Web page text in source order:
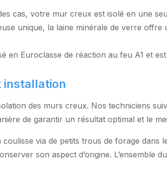
cas, votre mur creux est isolé en une
unique, la laine minérale de verre
en Euroclasse de réaction au feu A1 et
installation
des murs creux. Nos techniciens
de garantir un résultat optimal et le
via de petits trous de forage dans
son aspect d’origine. L’ensemble